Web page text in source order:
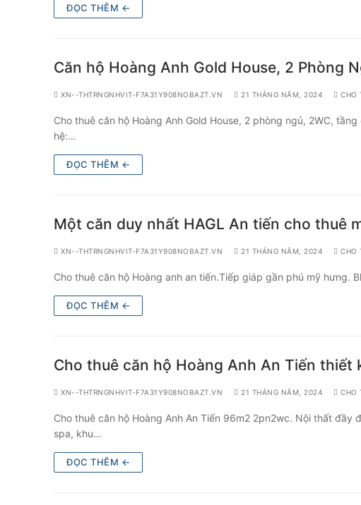
ĐỌC THÊM ←
Căn hộ Hoàng Anh Gold House, 2 Phòng
XN--THTRNGNHVIT-F7A31Y908NOBAZT.VN 21 THÁNG NĂM, 2024 CHO
Cho thuê căn hộ Hoàng Anh Gold House, 2 phòng ngủ, 2WC,
hệ:…
ĐỌC THÊM ←
Một căn duy nhất HAGL An tiến cho thuê
XN--THTRNGNHVIT-F7A31Y908NOBAZT.VN 21 THÁNG NĂM, 2024 CHO
Cho thuê căn hộ Hoàng anh an tiến.Tiếp giáp gần phú mỹ hưng.
ĐỌC THÊM ←
Cho thuê căn hộ Hoàng Anh An Tiến thiết
XN--THTRNGNHVIT-F7A31Y908NOBAZT.VN 21 THÁNG NĂM, 2024 CHO
Cho thuê căn hộ Hoàng Anh An Tiến 96m2 2pn2wc. Nội thất
spa, khu…
ĐỌC THÊM ←